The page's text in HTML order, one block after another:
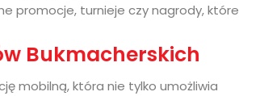
promocje, turnieje czy nagrody, które
Bukmacherskich
mobilną, która nie tylko umożliwia